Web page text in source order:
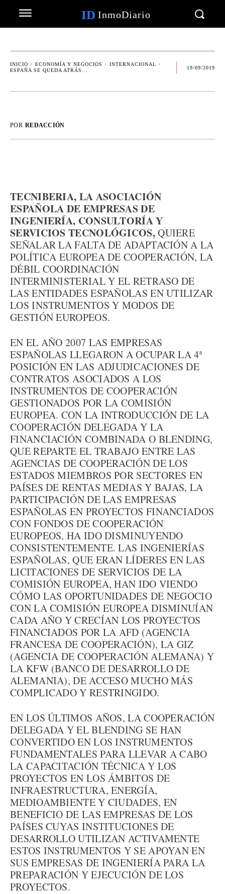
ID InmoDiario
INICIO ECONOMÍA Y NEGOCIOS
INTERNACIONAL
ESPAÑA SE QUEDA ATRÁS...
19/09/2019
POR REDACCIÓN
TECNIBERIA, LA ASOCIACIÓN
ESPAÑOLA DE EMPRESAS DE
INGENIERÍA, CONSULTORÍA Y
SERVICIOS TECNOLÓGICOS,QUIERE
SEÑALAR LA FALTA DE ADAPTACIÓN A LA
POLÍTICA EUROPEA DE COOPERACIÓN, LA
DÉBIL COORDINACIÓN
INTERMINISTERIAL Y EL RETRASO DE
LAS ENTIDADES ESPAÑOLAS EN UTILIZAR
LOS INSTRUMENTOS Y MODOS DE
GESTIÓN EUROPEOS.
EN EL AÑO 2007 LAS EMPRESAS
ESPAÑOLAS LLEGARON A OCUPAR LA 4ª
POSICIÓN EN LAS ADJUDICACIONES DE
CONTRATOS ASOCIADOS A LOS
INSTRUMENTOS DE COOPERACIÓN
GESTIONADOS POR LA COMISIÓN
EUROPEA. CON LA INTRODUCCIÓN DE LA
COOPERACIÓN DELEGADA Y LA
FINANCIACIÓN COMBINADA O BLENDING,
QUE REPARTE EL TRABAJO ENTRE LAS
AGENCIAS DE COOPERACIÓN DE LOS
ESTADOS MIEMBROS POR SECTORES EN
PAÍSES DE RENTAS MEDIAS Y BAJAS, LA
PARTICIPACIÓN DE LAS EMPRESAS
ESPAÑOLAS EN PROYECTOS FINANCIADOS
CON FONDOS DE COOPERACIÓN
EUROPEOS, HA IDO DISMINUYENDO
CONSISTENTEMENTE. LAS INGENIERÍAS
ESPAÑOLAS, QUE ERAN LÍDERES EN LAS
LICITACIONES DE SERVICIOS DE LA
COMISIÓN EUROPEA, HAN IDO VIENDO
CÓMO LAS OPORTUNIDADES DE NEGOCIO
CON LA COMISIÓN EUROPEA DISMINUÍAN
CADA AÑO Y CRECÍAN LOS PROYECTOS
FINANCIADOS POR LA AFD (AGENCIA
FRANCESA DE COOPERACIÓN), LA GIZ
(AGENCIA DE COOPERACIÓN ALEMANA) Y
LA KFW (BANCO DE DESARROLLO DE
ALEMANIA), DE ACCESO MUCHO MÁS
COMPLICADO Y RESTRINGIDO.
EN LOS ÚLTIMOS AÑOS, LA COOPERACIÓN
DELEGADA Y EL BLENDING SE HAN
CONVERTIDO EN LOS INSTRUMENTOS
FUNDAMENTALES PARA LLEVAR A CABO
LA CAPACITACIÓN TÉCNICA Y LOS
PROYECTOS EN LOS ÁMBITOS DE
INFRAESTRUCTURA, ENERGÍA,
MEDIOAMBIENTE Y CIUDADES, EN
BENEFICIO DE LAS EMPRESAS DE LOS
PAÍSES CUYAS INSTITUCIONES DE
DESARROLLO UTILIZAN ACTIVAMENTE
ESTOS INSTRUMENTOS Y SE APOYAN EN
SUS EMPRESAS DE INGENIERÍA PARA LA
PREPARACIÓN Y EJECUCIÓN DE LOS
PROYECTOS.